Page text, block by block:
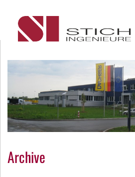
Leistungsprofil
Team
Über uns
Kontakt
Impressum
Datenschutz
Archive